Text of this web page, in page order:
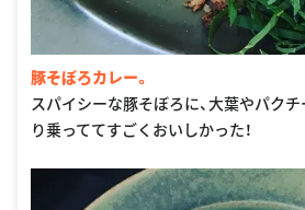
豚そぼろカレー。
スパイシーな豚そぼろに、大葉やパク
り乗っててすごくおいしかった！